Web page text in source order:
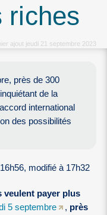
riches
ajout jeudi 21 septembre 2023
près de 300
de la
international
des possibilités
modifié à 17h32
veulent payer plus
5 septembre , près